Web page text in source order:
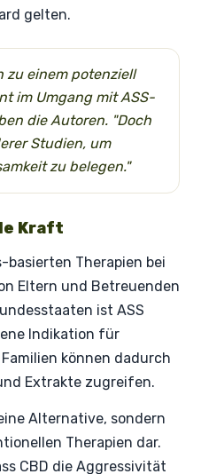
gelten.
zu einem potenziell
im Umgang mit ASS-
die Autoren. "Doch
Studien, um
zu belegen."
Kraft
basierten Therapien bei
Eltern und Betreuenden
ist ASS
Indikation für
können dadurch
Extrakte zugreifen.
Alternative, sondern
Therapien dar.
CBD die Aggressivität